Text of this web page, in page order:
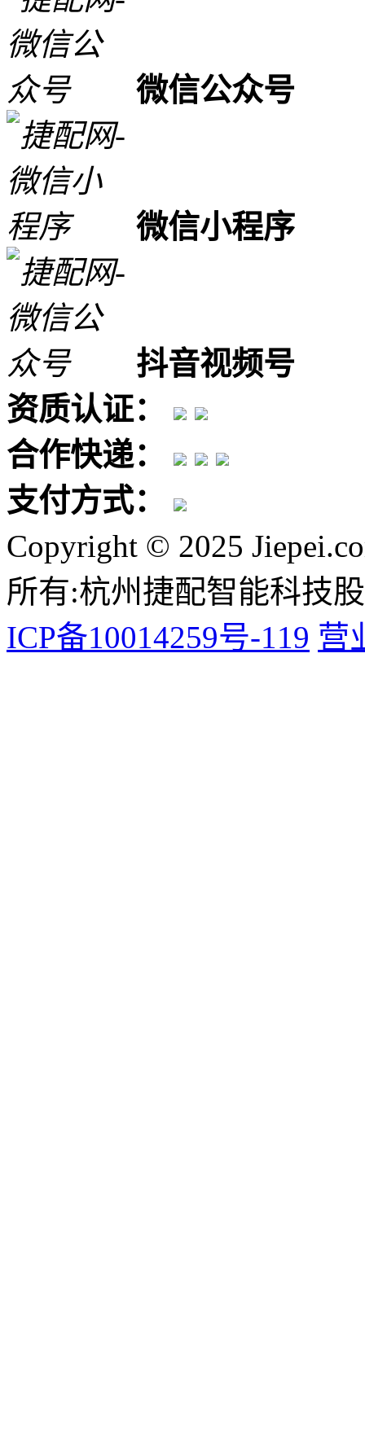
微信公众号
微信小程序
抖音视频号
资质认证：
合作快递：
支付方式：
Copyright © 2025
所有:杭州捷配智能科技
ICP备10014259号-119 营